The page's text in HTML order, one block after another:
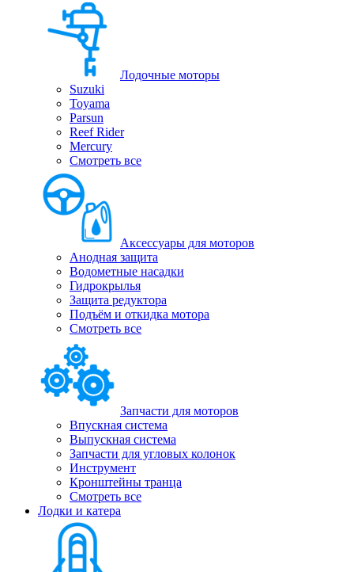
Лодочные моторы
Suzuki
Toyama
Parsun
Reef Rider
Mercury
Смотреть все
Аксессуары для моторов
Анодная защита
Водометные насадки
Гидрокрылья
Защита редуктора
Подъём и откидка мотора
Смотреть все
Запчасти для моторов
Впускная система
Выпускная система
Запчасти для угловых колонок
Инструмент
Кронштейны транца
Смотреть все
Лодки и катера